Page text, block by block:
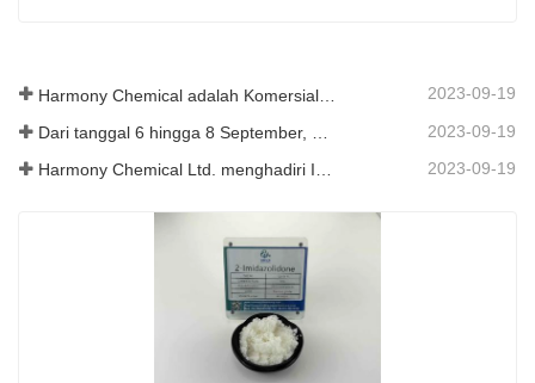
2023-09-19
2023-09-19
Harmony Chemical Ltd. menghadiri ICIF China 2019 yang diadakan pada tanggal 16 hingga 18 September 2019 di Shanghai, Tiongkok. 2023-09-19